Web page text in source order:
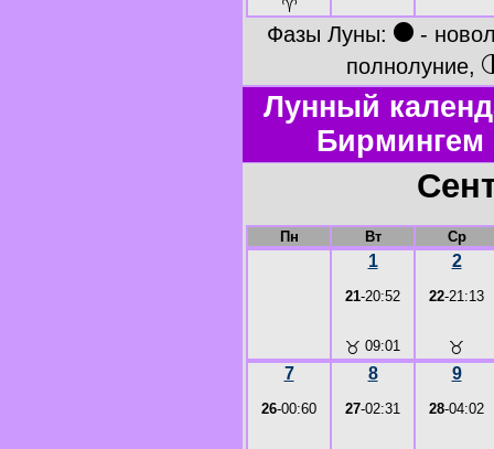
♈
Фазы Луны: ● -
полнолуние,
Лунный
Бирмингем
Пн Вт Ср
1
21-20:52
♉ 09:01
2
22-21:13
♉
7
26-00:60
8
27-02:31
9
28-04:02